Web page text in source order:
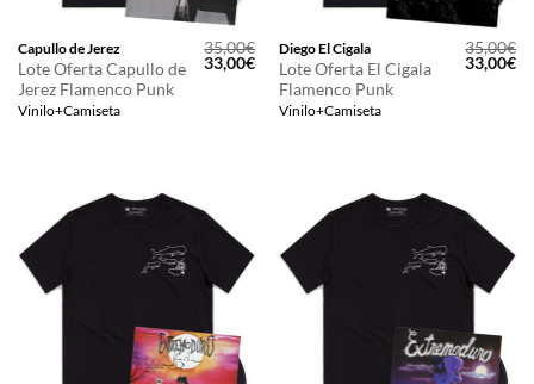
Capullo de Jerez
Lote Oferta Capullo de
Jerez Flamenco Punk
Vinilo+Camiseta
35,00€
El
precio
33,00€El
precio
actual
Diego El Cigala
Lote Oferta El Cigala
Flamenco Punk
Vinilo+Camiseta
35,00€
El
precio
33,00€El